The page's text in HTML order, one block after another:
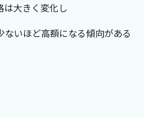
は大きく変化し
ないほど高額になる傾向がある